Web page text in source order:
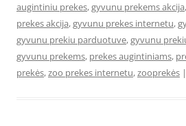
augintiniu prekes,gyvunu prekems akcija,
prekes akcija,gyvunu prekes internetu,
gyvunu prekiu parduotuve,gyvunu
gyvunu prekems, prekes augintiniams,
prekės,zoo prekes internetu,zooprekės |